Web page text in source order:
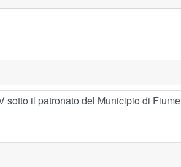
sotto il patronato del Municipio di Fiume